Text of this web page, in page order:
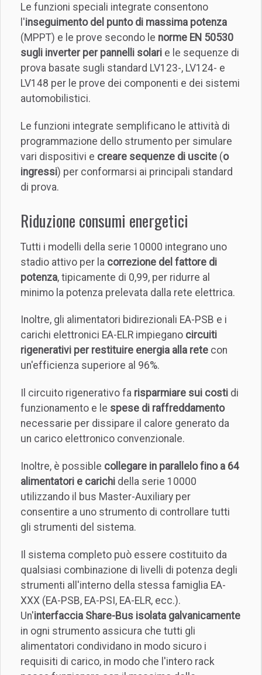
Le funzioni speciali integrate consentono
l'inseguimento del punto di massima potenza
(MPPT) e le prove secondo le norme EN 50530
sugli inverter per pannelli solari e le sequenze di
prova basate sugli standard LV123-, LV124- e
LV148 per le prove dei componenti e dei sistemi
automobilistici.
Le funzioni integrate semplificano le attività di
programmazione dello strumento per simulare
vari dispositivi e creare sequenze di uscite (o
ingressi) per conformarsi ai principali standard
di prova.
Riduzione consumi energetici
Tutti i modelli della serie 10000 integrano uno
stadio attivo per la correzione del fattore di
potenza, tipicamente di 0,99, per ridurre al
minimo la potenza prelevata dalla rete elettrica.
Inoltre, gli alimentatori bidirezionali EA-PSB e i
carichi elettronici EA-ELR impiegano circuiti
rigenerativi per restituire energia alla rete con
un'efficienza superiore al 96%.
Il circuito rigenerativo fa risparmiare sui costi di
funzionamento e le spese di raffreddamento
necessarie per dissipare il calore generato da
un carico elettronico convenzionale.
Inoltre, è possible collegare in parallelo fino a 64
alimentatori e carichi della serie 10000
utilizzando il bus Master-Auxiliary per
consentire a uno strumento di controllare tutti
gli strumenti del sistema.
Il sistema completo può essere costituito da
qualsiasi combinazione di livelli di potenza degli
strumenti all'interno della stessa famiglia EA-
XXX (EA-PSB, EA-PSI, EA-ELR, ecc.).
Un'interfaccia Share-Bus isolata galvanicamente
in ogni strumento assicura che tutti gli
alimentatori condividano in modo sicuro i
requisiti di carico, in modo che l'intero rack